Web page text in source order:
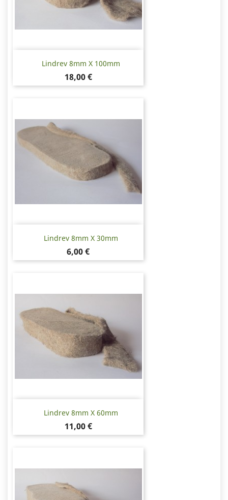
Lindrev 8mm X 100mm
Pris
18,00 €
Lindrev 8mm X 30mm
Pris
6,00 €
Lindrev 8mm X 60mm
Pris
11,00 €